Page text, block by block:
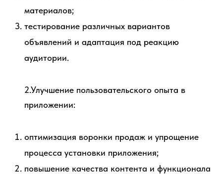
материалов;
тестирование различных вариантов
объявлений и адаптация под реакцию
аудитории.
2.Улучшение пользовательского опыта в
приложении:
оптимизация воронки продаж и упрощение
процесса установки приложения;
повышение качества контента и функционала